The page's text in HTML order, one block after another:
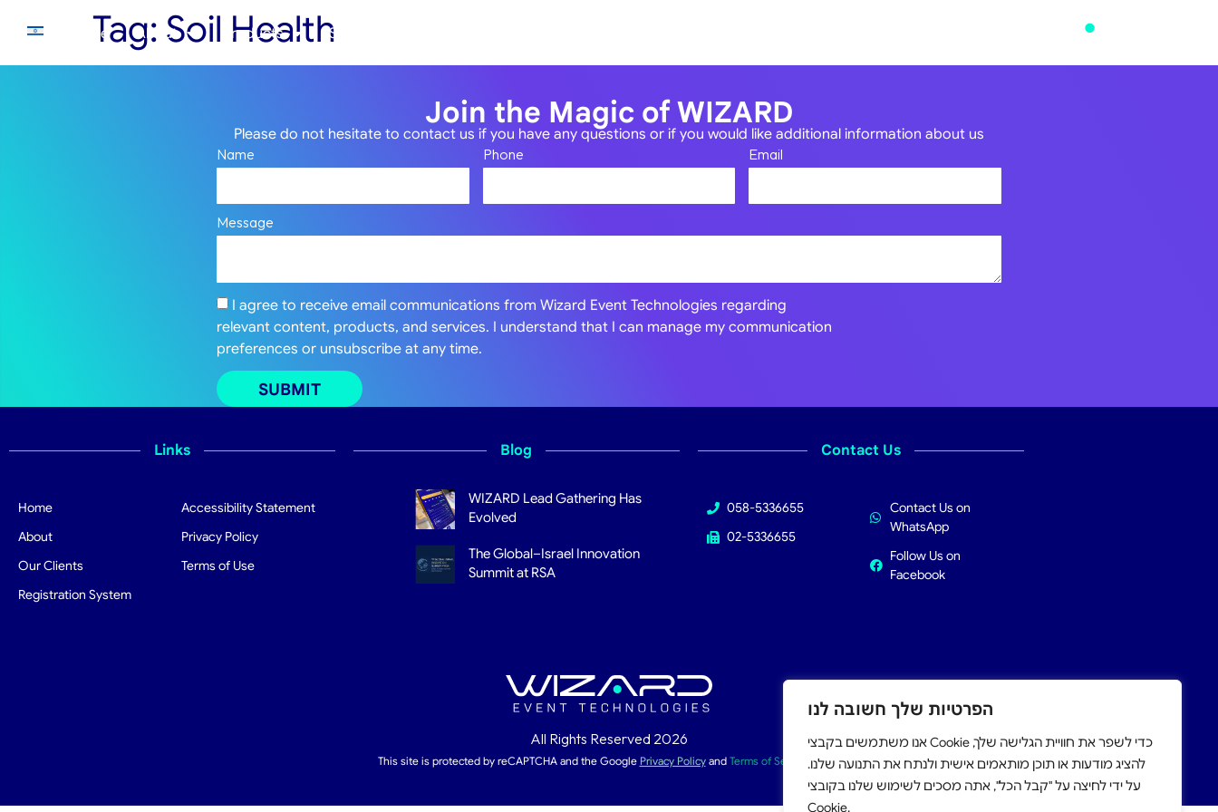
הפרטיות שלך חשובה לנו
אנו משתמשים בקבצי Cookie כדי לשפר את חוויית הגלישה שלך,
להציג מודעות או תוכן מותאמים אישית ולנתח את התנועה שלנו.
על ידי לחיצה על "קבל הכל", אתה מסכים לשימוש שלנו בקובצי
Cookie.
Home About Products Solutions
Tag: Soil Health
Join the Magic of WIZARD
Please do not hesitate to contact us if you have any questions or if you would like additional information about us
Name
Phone Email
Message
I agree to receive email communications from Wizard Event Technologies regarding
relevant content, products, and services. I understand that I can manage my communication
preferences or unsubscribe at any time.
SUBMIT
Links
Home
About
Our Clients
Registration System
Accessibility Statement
Privacy Policy
Terms of Use
Blog
WIZARD Lead Gathering Has
Evolved
The Global–Israel Innovation
Summit at RSA
Contact Us
058-5336655
02-5336655
Contact Us on
WhatsApp
Follow Us on
Facebook
All Rights Reserved 2026
This site is protected by reCAPTCHA and the Google Privacy Policyand Terms of Service apply.